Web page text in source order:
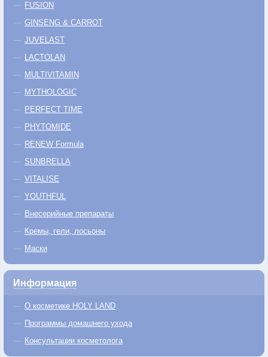
FUSION
GINSENG & CARROT
JUVELAST
LACTOLAN
MULTIVITAMIN
MYTHOLOGIC
PERFECT TIME
PHYTOMIDE
RENEW Formula
SUNBRELLA
VITALISE
YOUTHFUL
Внесерийные препараты
Кремы, гели, лосьоны
Маски
Информация
О косметике HOLY LAND
Программы домашнего ухода
Консультации косметолога